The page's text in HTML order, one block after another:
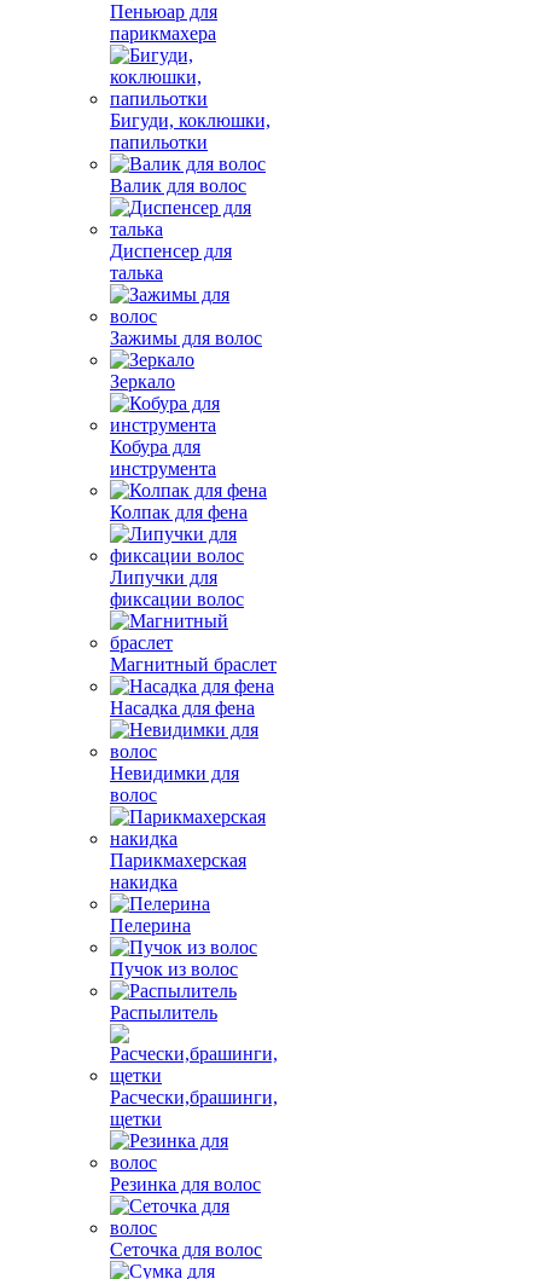
Пеньюар для
парикмахера
Бигуди, коклюшки,
папильотки
Валик для волос
Диспенсер для
талька
Зажимы для волос
Зеркало
Кобура для
инструмента
Колпак для фена
Липучки для
фиксации волос
Магнитный браслет
Насадка для фена
Невидимки для
волос
Парикмахерская
накидка
Пелерина
Пучок из волос
Распылитель
Расчески,брашинги,
щетки
Резинка для волос
Сеточка для волос